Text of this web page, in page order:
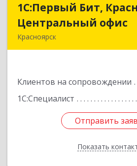
1С:Первый Бит,
Центральный офис
Красноярск
Клиентов на сопровождении
1С:Специалист
Отправить
Показать
1С:Первый Бит,
Отправить
Назад